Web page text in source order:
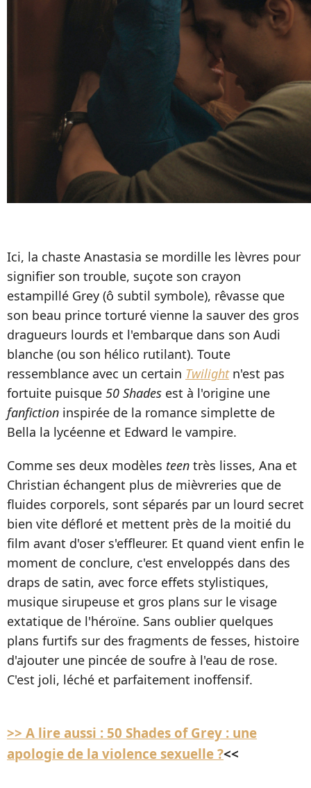
Ici, la chaste Anastasia se mordille les lèvres pour
signifier son trouble, suçote son crayon
estampillé Grey (ô subtil symbole), rêvasse que
son beau prince torturé vienne la sauver des gros
dragueurs lourds et l'embarque dans son Audi
blanche (ou son hélico rutilant). Toute
ressemblance avec un certain Twilightn'est pas
fortuite puisque 50 Shades est à l'origine une
fanfiction inspirée de la romance simplette de
Bella la lycéenne et Edward le vampire.
Comme ses deux modèles teen très lisses, Ana et
Christian échangent plus de mièvreries que de
fluides corporels, sont séparés par un lourd secret
bien vite défloré et mettent près de la moitié du
film avant d'oser s'effleurer. Et quand vient enfin le
moment de conclure, c'est enveloppés dans des
draps de satin, avec force effets stylistiques,
musique sirupeuse et gros plans sur le visage
extatique de l'héroïne. Sans oublier quelques
plans furtifs sur des fragments de fesses, histoire
d'ajouter une pincée de soufre à l'eau de rose.
C'est joli, léché et parfaitement inoffensif.
>> A lire aussi : 50 Shades of Grey : une
apologie de la violence sexuelle ?<<